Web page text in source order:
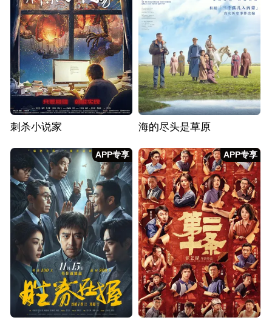
刺杀小说家 海的尽头是草原
APP专享 APP专享